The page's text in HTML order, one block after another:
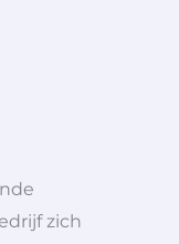
zich